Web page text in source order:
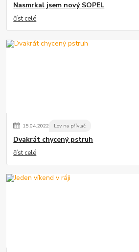
Nasmrkal jsem nový SOPEL
číst celé
15.04.2022 Lov na přívlač
Dvakrát chycený pstruh
číst celé